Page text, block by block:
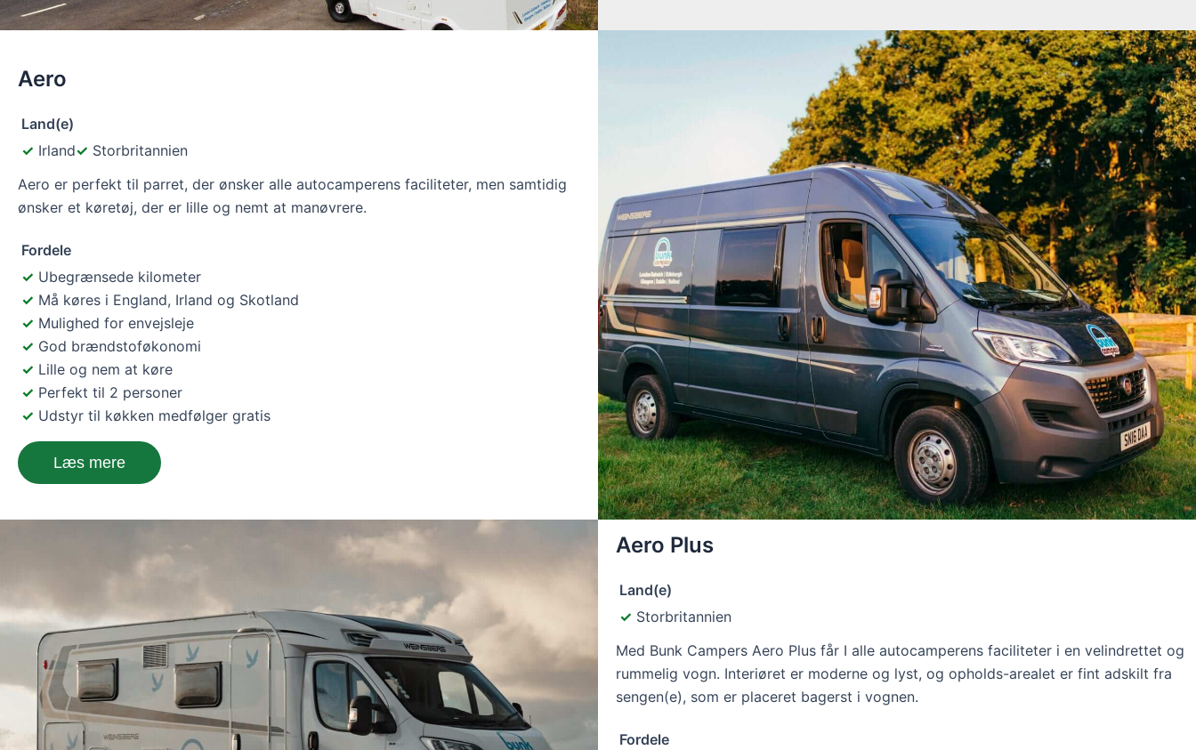
Aero
Land(e)
Irland
Storbritannien
Aero er perfekt til parret, der ønsker alle autocamperens faciliteter, men samtidig
ønsker et køretøj, der er lille og nemt at manøvrere.
Fordele
Ubegrænsede kilometer
Må køres i England, Irland og Skotland
Mulighed for envejsleje
God brændstoføkonomi
Lille og nem at køre
Perfekt til 2 personer
Udstyr til køkken medfølger gratis
Læs mere
Aero Plus
Land(e)
Storbritannien
Med Bunk Campers Aero Plus får I alle autocamperens faciliteter i en velindrettet og
rummelig vogn. Interiøret er moderne og lyst, og opholds-arealet er fint adskilt fra
sengen(e), som er placeret bagerst i vognen.
Fordele